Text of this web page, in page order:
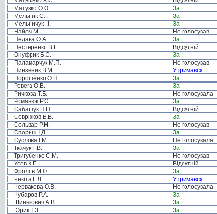
Матузко О.О.
За
Мельник С.І.
За
Мельничук І.І.
За
Найєм М. .
Не голосував
Недава О.А.
За
Нестеренко В.Г.
Відсутній
Онуфрик Б.С.
За
Паламарчук М.П.
Не голосував
Пинзеник В.М.
Утримався
Порошенко О.П.
За
Ревега О.В.
За
Ричкова Т.Б.
Не голосувала
Романюк Р.С.
За
Сабашук П.П.
Відсутній
Севрюков В.В.
За
Сольвар Р.М.
Не голосував
Спориш І.Д.
За
Суслова І.М.
Не голосувала
Ткачук Г.В.
За
Тригубенко С.М.
Не голосував
Усов К.Г.
Відсутній
Фролов М.О.
За
Чекіта Г.Л.
Утримався
Червакова О.В.
Не голосувала
Чубаров Р.А.
За
Шинькович А.В.
За
Юрик Т.З.
За